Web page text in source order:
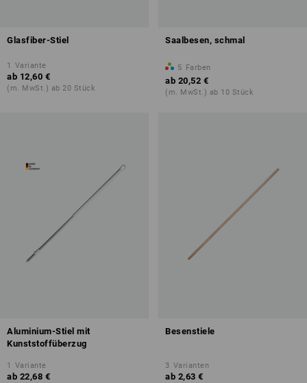
Glasfiber-Stiel
1 Variante
ab 12,60 €
(m. MwSt.) ab 20 Stück
Saalbesen, schmal
5 Farben
ab 20,52 €
(m. MwSt.) ab 10 Stück
Aluminium-Stiel mit
Kunststoffüberzug
1 Variante
ab 22,68 €
Besenstiele
3 Varianten
ab 2,63 €